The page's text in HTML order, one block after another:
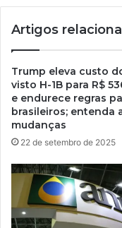
Artigos
Trump eleva custo
visto H-1B para R$
e endurece regras
brasileiros; entenda
mudanças
22 de setembro de 2025